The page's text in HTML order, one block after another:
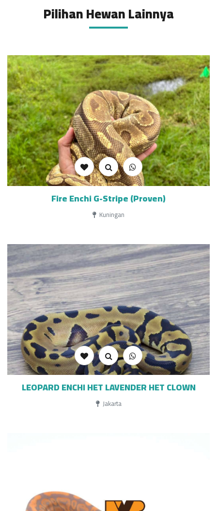
Pilihan Hewan Lainnya
Fire Enchi G-Stripe (Proven)
Kuningan
LEOPARD ENCHI HET LAVENDER HET CLOWN
Jakarta